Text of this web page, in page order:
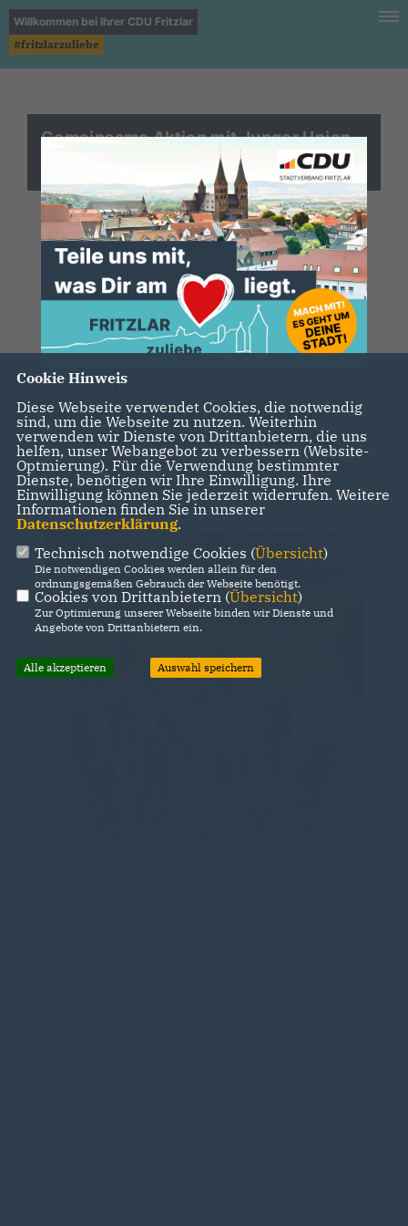
Willkommen bei Ihrer CDU Fritzlar
#fritzlarzuliebe
Gemeinsame Aktion mit Junger Union
und Frauen Union zum Mutterga
Am Samstag, den 13.05.2023 verteilten
Vertreter der CDU Fritzlar, der Jungen
Union Schwalm-Eder und der Frauen
Union einen Blumengruß in der
Fritzlarer Innenstadt zum Muttertag.
viele nette Gespräche mit den
Bürgerinnen von Fritzlar und den
vielen anwesenden Touristinnen die
unsere schöne Stadt besuchten geführt
werden.
Cookie Hinweis
Diese Webseite verwendet Cookies, die notwendig
sind, um die Webseite zu nutzen. Weiterhin
verwenden wir Dienste von Drittanbietern, die uns
helfen, unser Webangebot zu verbessern (Website-
Optmierung). Für die Verwendung bestimmter
Dienste, benötigen wir Ihre Einwilligung. Ihre
Einwilligung können Sie jederzeit widerrufen. Weitere
Informationen finden Sie in unserer
Datenschutzerklärung.
Technisch notwendige Cookies (Übersicht)
Die notwendigen Cookies werden allein für den
ordnungsgemäßen Gebrauch der Webseite benötigt.
Cookies von Drittanbietern (Übersicht)
Zur Optimierung unserer Webseite binden wir Dienste und
Angebote von Drittanbietern ein.
Alle akzeptieren Auswahl speichern